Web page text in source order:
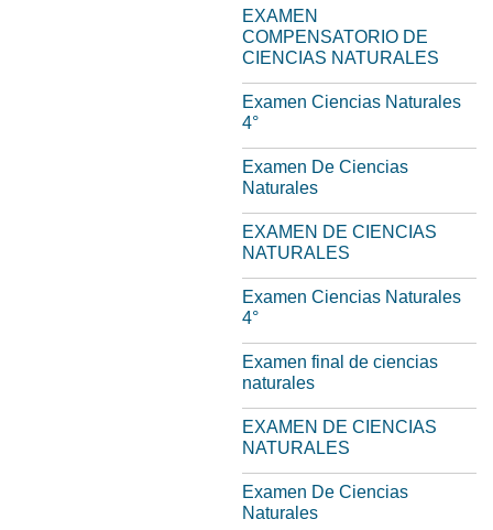
EXAMEN
COMPENSATORIO DE
CIENCIAS NATURALES
Examen Ciencias Naturales
4°
Examen De Ciencias
Naturales
EXAMEN DE CIENCIAS
NATURALES
Examen Ciencias Naturales
4°
Examen final de ciencias
naturales
EXAMEN DE CIENCIAS
NATURALES
Examen De Ciencias
Naturales